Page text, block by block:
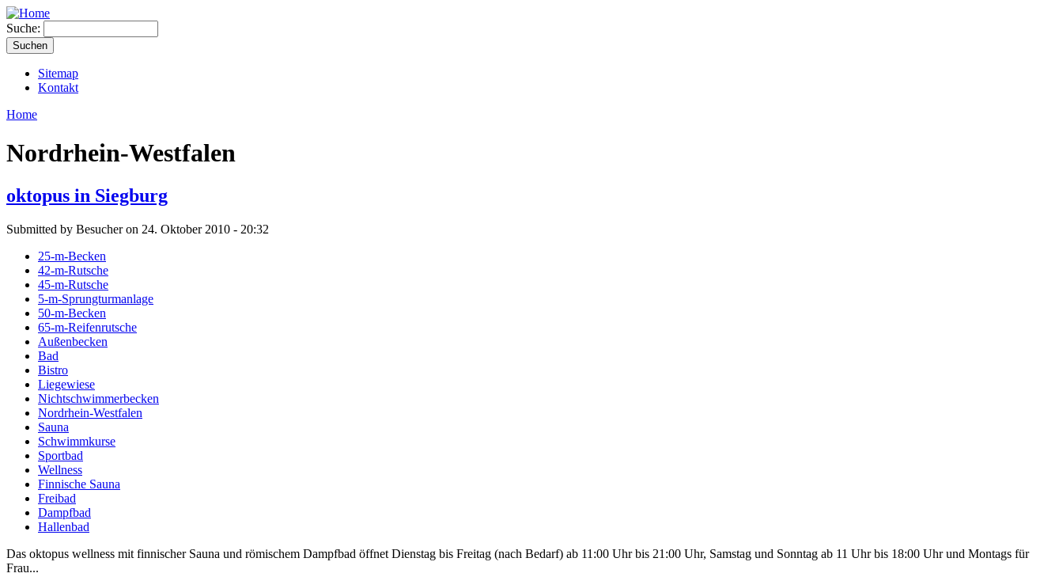
Suche:
Sitemap
Kontakt
Home
Nordrhein-Westfalen
oktopus in Siegburg
Submitted by Besucher on 24. Oktober 2010 - 20:32
25-m-Becken
42-m-Rutsche
45-m-Rutsche
5-m-Sprungturmanlage
50-m-Becken
65-m-Reifenrutsche
Außenbecken
Bad
Bistro
Liegewiese
Nichtschwimmerbecken
Nordrhein-Westfalen
Sauna
Schwimmkurse
Sportbad
Wellness
Finnische Sauna
Freibad
Dampfbad
Hallenbad
Das oktopus wellness mit finnischer Sauna und römischem Dampfbad öffnet Dienstag bis Freitag (nach Bedarf) ab 11:00 Uhr bis 21:00 Uhr, Samstag und Sonntag ab 11 Uhr bis 18:00 Uhr und Montags für
Frau...